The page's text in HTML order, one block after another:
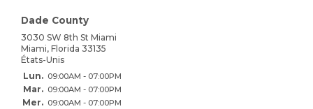
Dade County
3030 SW 8th St Miami
Miami, Florida 33135
États-Unis
Lun. 09:00AM - 07:00PM
Mar. 09:00AM - 07:00PM
Mer. 09:00AM - 07:00PM